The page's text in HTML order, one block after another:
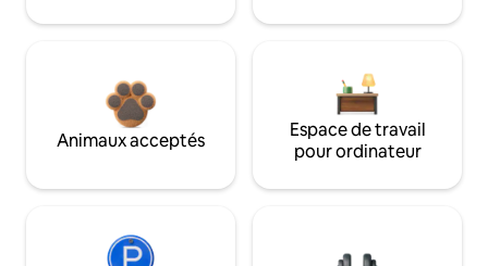
Animaux acceptés
Espace de travail
pour ordinateur